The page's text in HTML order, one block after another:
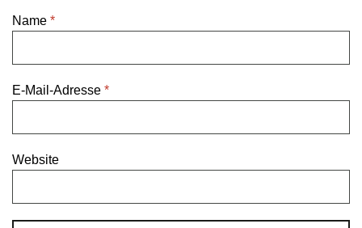
Name *
E-Mail-Adresse *
Website